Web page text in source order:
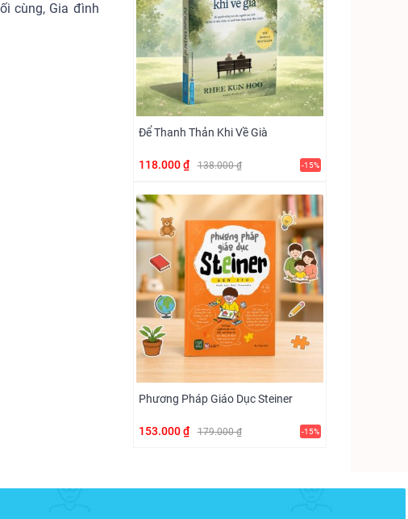
cùng, Gia đình
Để Thanh Thản Khi Về Già
118.000 ₫ 138.000 ₫ -15%
Phương Pháp Giáo Dục Steiner
153.000 ₫ 179.000 ₫ -15%